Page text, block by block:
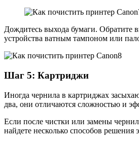
Дождитесь выхода бумаги. Обратите
устройства ватным тампоном или
Шаг 5: Картриджи
Иногда чернила в картриджах
два, они отличаются сложностью и
Если после чистки или замены
найдете несколько способов решения